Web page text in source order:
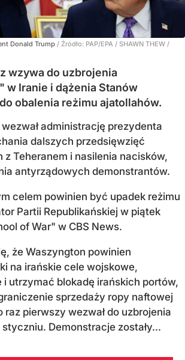
Donald Trump / Źródło: PAP/EPA / SHAWN THEW /
wzywa do uzbrojenia
w Iranie i dążenia Stanów
obalenia reżimu ajatollahów.
administrację prezydenta
dalszych przedsięwzięć
Teheranem i nasilenia nacisków,
antyrządowych demonstrantów.
celem powinien być upadek reżimu
Partii Republikańskiej w piątek
of War" w CBS News.
że Waszyngton powinien
na irańskie cele wojskowe,
utrzymać blokadę irańskich portów,
sprzedaży ropy naftowej
raz pierwszy wezwał do uzbrojenia
Demonstracje zostały...